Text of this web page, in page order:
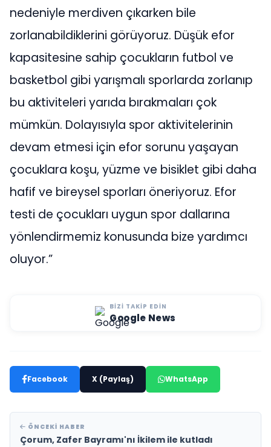
nedeniyle merdiven çıkarken bile
zorlanabildiklerini görüyoruz. Düşük efor
kapasitesine sahip çocukların futbol ve
basketbol gibi yarışmalı sporlarda zorlanıp
bu aktiviteleri yarıda bırakmaları çok
mümkün. Dolayısıyla spor aktivitelerinin
devam etmesi için efor sorunu yaşayan
çocuklara koşu, yüzme ve bisiklet gibi daha
hafif ve bireysel sporları öneriyoruz. Efor
testi de çocukları uygun spor dallarına
yönlendirmemiz konusunda bize yardımcı
oluyor.”
BIZI TAKIP EDIN
Google News
Facebook X (Paylaş) WhatsApp
ÖNCEKI HABER
Çorum, Zafer Bayramı'nı İkilem ile kutladı